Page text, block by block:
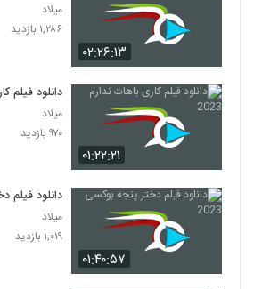
۰۲:۲۶:۱۳
میلاد
۱,۲۸۶ بازدید
۰۱:۲۲:۲۱
دانلود فیلم
میلاد
۹۷۰ بازدید
۰۱:۴۰:۵۷
دانلود فیلم
میلاد
۱,۰۱۹ بازدید